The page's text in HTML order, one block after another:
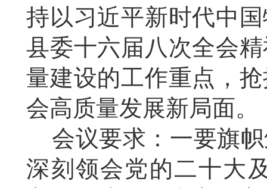
持以习近平新时代中
县委十六届八次全会
量建设的工作重点，
会高质量发展新局面。
会议要求：一要旗
深刻领会党的二十大